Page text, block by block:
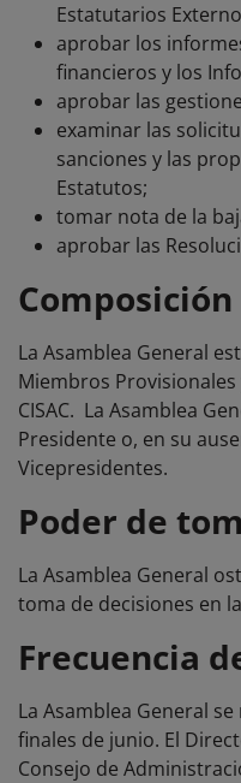
Estatutarios
aprobar los
financieros y los
aprobar las
examinar las
sanciones y las
Estatutos;
tomar nota de la
aprobar las
Composición
La Asamblea General
Miembros
CISAC. La Asamblea
Presidente o, en su
Vicepresidentes.
Poder de
La Asamblea General
toma de decisiones en la
Frecuencia
La Asamblea General
finales de junio. El
Consejo de